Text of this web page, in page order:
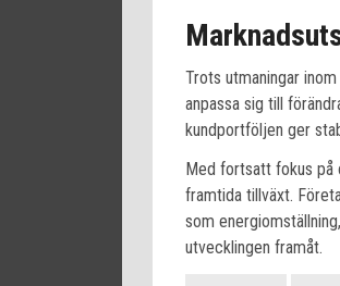
Trots utmaningar
anpassa sig till
kundportföljen ger
Med fortsatt fokus
framtida tillväxt.
som
utvecklingen framåt.